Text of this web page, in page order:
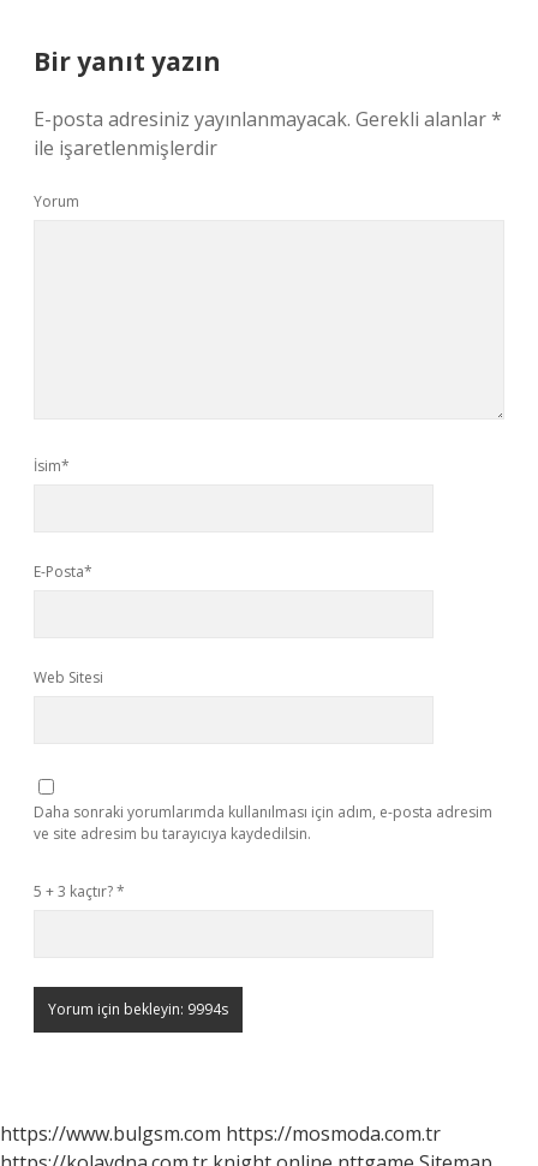
Bir yanıt yazın
E-posta adresiniz yayınlanmayacak. Gerekli alanlar*
ile işaretlenmişlerdir
Yorum
İsim*
E-Posta*
Web Sitesi
Daha sonraki yorumlarımda kullanılması için adım, e-posta adresim
ve site adresim bu tarayıcıya kaydedilsin.
5 + 3 kaçtır?*
https://www.bulgsm.com https://mosmoda.com.tr